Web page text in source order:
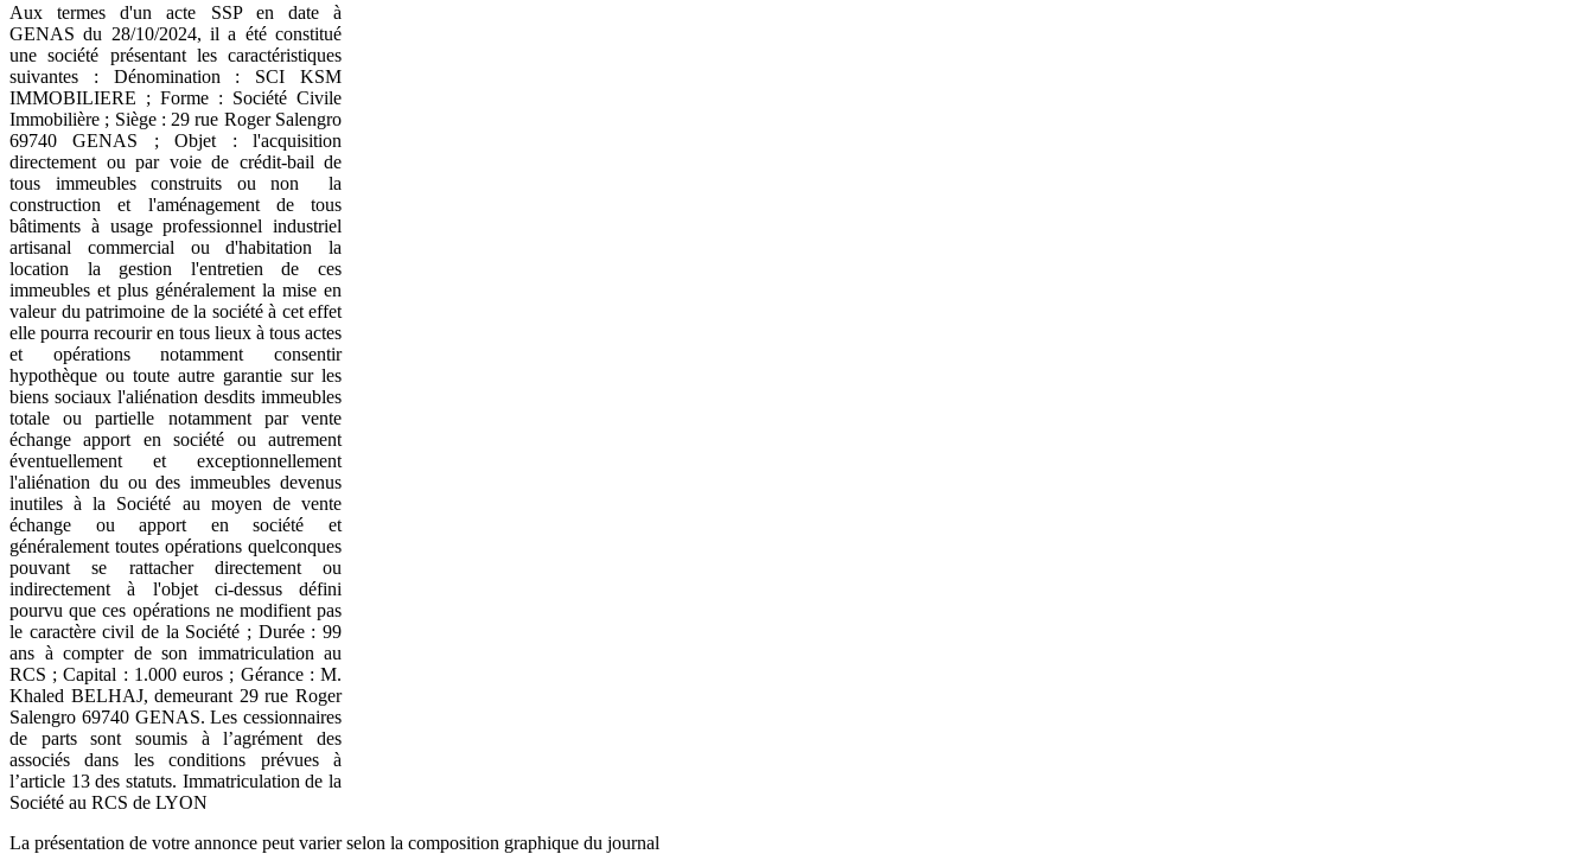
Aux termes d'un acte SSP en date à
GENAS du 28/10/2024, il a été constitué
une société présentant les caractéristiques
suivantes : Dénomination : SCI KSM
IMMOBILIERE ; Forme : Société Civile
Immobilière ; Siège : 29 rue Roger Salengro
69740 GENAS ; Objet : l'acquisition
directement ou par voie de crédit-bail de
tous immeubles construits ou non la
construction et l'aménagement de tous
bâtiments à usage professionnel industriel
artisanal commercial ou d'habitation la
location la gestion l'entretien de ces
immeubles et plus généralement la mise en
valeur du patrimoine de la société à cet effet
elle pourra recourir en tous lieux à tous actes
et opérations notamment consentir
hypothèque ou toute autre garantie sur les
biens sociaux l'aliénation desdits immeubles
totale ou partielle notamment par vente
échange apport en société ou autrement
éventuellement et exceptionnellement
l'aliénation du ou des immeubles devenus
inutiles à la Société au moyen de vente
échange ou apport en société et
généralement toutes opérations quelconques
pouvant se rattacher directement ou
indirectement à l'objet ci-dessus défini
pourvu que ces opérations ne modifient pas
le caractère civil de la Société ; Durée : 99
ans à compter de son immatriculation au
RCS ; Capital : 1.000 euros ; Gérance : M.
Khaled BELHAJ, demeurant 29 rue Roger
Salengro 69740 GENAS. Les cessionnaires
de parts sont soumis à l’agrément des
associés dans les conditions prévues à
l’article 13 des statuts. Immatriculation de la
Société au RCS de LYON
La présentation de votre annonce peut varier selon la composition graphique du journal